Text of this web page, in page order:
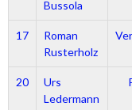
Bussola
17
Roman
Rusterholz
20
Urs
Ledermann